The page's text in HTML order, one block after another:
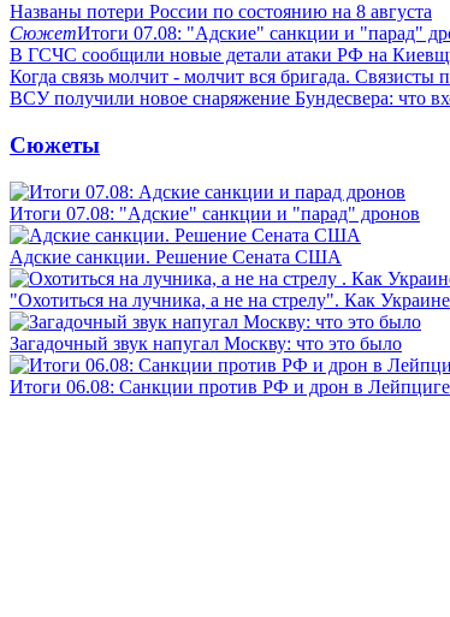
Названы потери России по состоянию на 8 августа
СюжетИтоги 07.08: "Адские" санкции и "парад"
В ГСЧС сообщили новые детали атаки РФ на
Когда связь молчит - молчит вся бригада. Связисты
ВСУ получили новое снаряжение Бундесвера: что
Сюжеты
Итоги 07.08: "Адские" санкции и "парад" дронов
Адские санкции. Решение Сената США
"Охотиться на лучника, а не на стрелу". Как
Загадочный звук напугал Москву: что это было
Итоги 06.08: Санкции против РФ и дрон в Лейпциге